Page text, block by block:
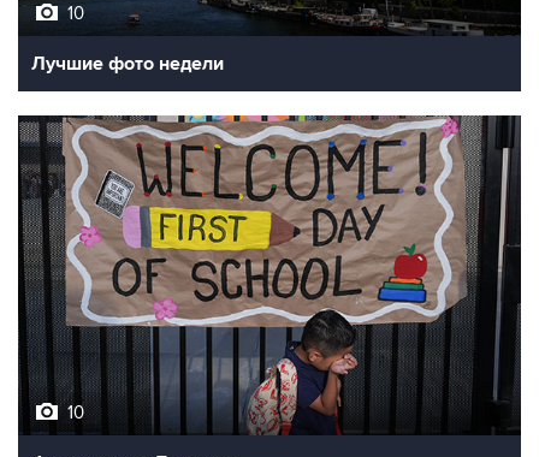
Лучшие фото недели
10
Фотохроника 7 августа